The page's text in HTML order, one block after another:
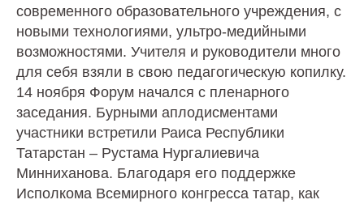
современного образовательного учреждения, с
новыми технологиями, ультро-медийными
возможностями. Учителя и руководители много
для себя взяли в свою педагогическую копилку.
14 ноября Форум начался с пленарного
заседания. Бурными аплодисментами
участники встретили Раиса Республики
Татарстан – Рустама Нургалиевича
Минниханова. Благодаря его поддержке
Исполкома Всемирного конгресса татар, как